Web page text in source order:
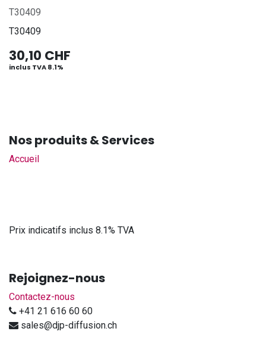
T30409
T30409
30,10 CHF
inclus TVA 8.1%
Nos produits & Services
Accueil
Prix indicatifs inclus 8.1% TVA
Rejoignez-nous
Contactez-nous
+41 21 616 60 60
sales@djp-diffusion.ch